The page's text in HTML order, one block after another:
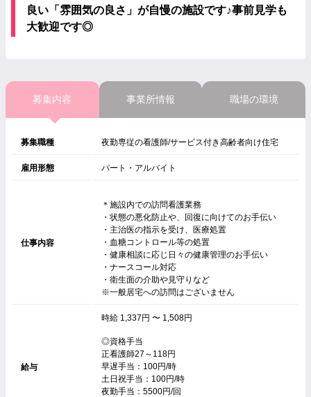
良い「雰囲気の良さ」が自慢の施設です♪事前見学も
大歓迎です◎
募集内容 事業所情報 職場の環境
募集職種 夜勤専従の看護師/サービス付き高齢者向け住宅
雇用形態 パート・アルバイト
仕事内容
＊施設内での訪問看護業務
・状態の悪化防止や、回復に向けてのお手伝い
・主治医の指示を受け、医療処置
・血糖コントロール等の処置
・健康相談に応じ日々の健康管理のお手伝い
・ナースコール対応
・衛生面の介助や見守りなど
※一般居宅への訪問はございません
給与
時給 1,337円 〜 1,508円
◎資格手当
正看護師27～118円
早遅手当：100円/時
土日祝手当：100円/時
夜勤手当：5500円/回